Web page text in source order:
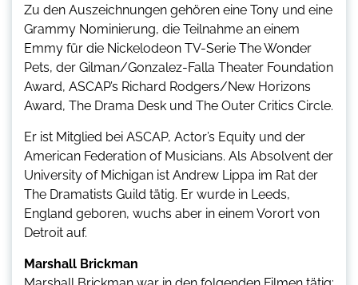
Zu den Auszeichnungen gehören eine Tony und eine
Grammy Nominierung, die Teilnahme an einem
Emmy für die Nickelodeon TV-Serie The Wonder
Pets, der Gilman/Gonzalez-Falla Theater Foundation
Award, ASCAP’s Richard Rodgers/New Horizons
Award, The Drama Desk und The Outer Critics Circle.
Er ist Mitglied bei ASCAP, Actor’s Equity und der
American Federation of Musicians. Als Absolvent der
University of Michigan ist Andrew Lippa im Rat der
The Dramatists Guild tätig. Er wurde in Leeds,
England geboren, wuchs aber in einem Vorort von
Detroit auf.
Marshall Brickman